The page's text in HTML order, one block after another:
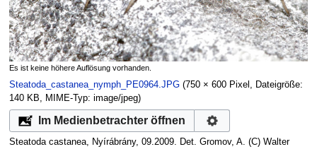
Es ist keine höhere Auflösung vorhanden.
Steatoda_castanea_nymph_PE0964.JPG‎ (750 × 600 Pixel, Dateigröße:
140 KB, MIME-Typ: image/jpeg)
Im Medienbetrachter öffnen
Steatoda castanea, Nyírábrány, 09.2009. Det. Gromov, A. (C) Walter